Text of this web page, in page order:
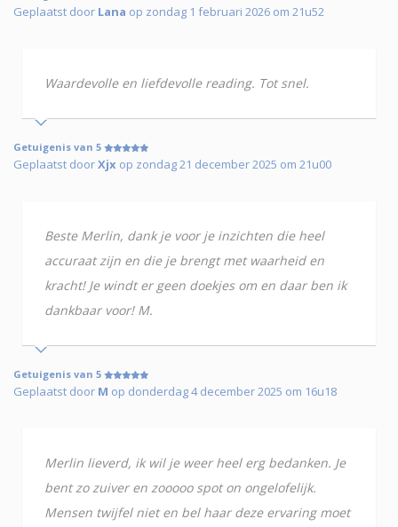
Geplaatst door Lana op zondag 1 februari 2026 om 21u52
Waardevolle en liefdevolle reading. Tot snel.
Getuigenis van 5
Geplaatst doorXjx op zondag 21 december 2025 om 21u00
Beste Merlin, dank je voor je inzichten die heel
accuraat zijn en die je brengt met waarheid en
kracht! Je windt er geen doekjes om en daar ben ik
dankbaar voor! M.
Getuigenis van 5
Geplaatst door M op donderdag 4 december 2025 om 16u18
Merlin lieverd, ik wil je weer heel erg bedanken. Je
bent zo zuiver en zooooo spot on ongelofelijk.
Mensen twijfel niet en bel haar deze ervaring moet